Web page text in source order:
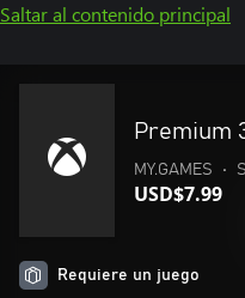
Saltar al contenido principal
Premium
MY.GAMES •
USD$7.99
Requiere un juego